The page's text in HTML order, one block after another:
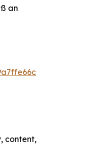
an
content,